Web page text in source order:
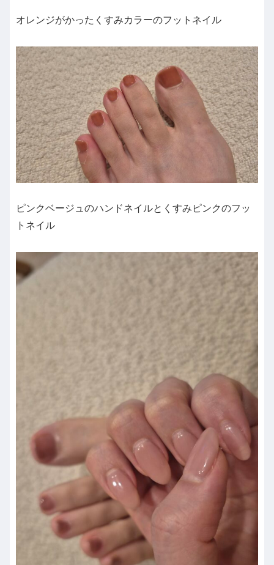
オレンジがかったくすみカラーのフットネイル
ピンクベージュのハンドネイルとくすみピンクのフッ
トネイル